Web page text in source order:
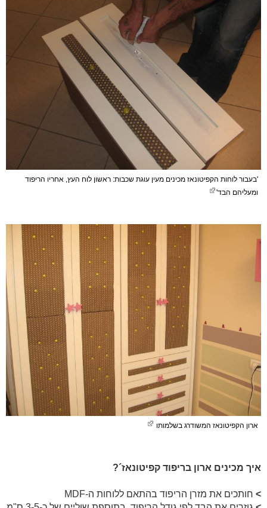
'בעבור לוחות הקפיטונאז מכינים מעין עוגת שכבות: ראשון לוח העץ, אחריו הריפוד
ומעליהם הבד'
ארון הקפיטונאז המשודרג בשלמותו
איך מכינים ארון בריפוד קפיטונאז´?
> חותכים את מזרן הריפוד בהתאם ללוחות ה-MDF